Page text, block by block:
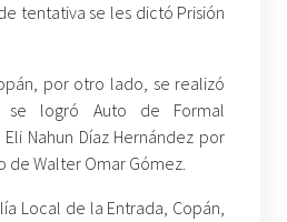
tentativa se les dictó Prisión
por otro lado, se realizó
se logró Auto de Formal
Nahun Díaz Hernández por
de Walter Omar Gómez.
Local de la Entrada, Copán,